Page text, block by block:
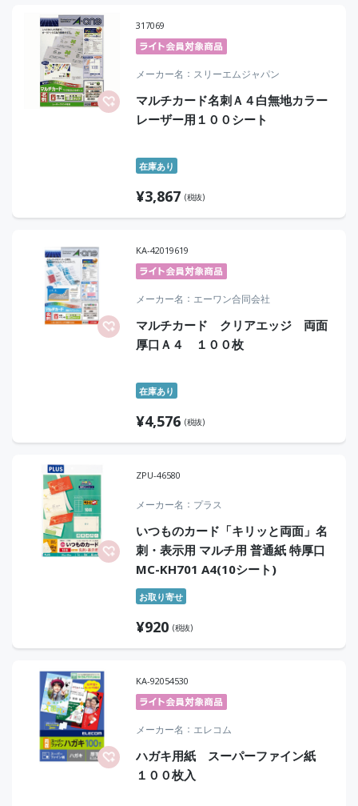
317069
メーカー名 スリーエムジャパン
マルチカード名刺Ａ４白無地カラー
レーザー用１００シート
在庫あり
¥3,867 (税抜)
KA-42019619
メーカー名 エーワン合同会社
マルチカード クリアエッジ 両面
厚口Ａ４ １００枚
在庫あり
¥4,576 (税抜)
ZPU-46580
メーカー名 プラス
いつものカード「キリッと両面」名
刺・表示用 マルチ用 普通紙 特厚口
MC-KH701 A4(10シート)
お取り寄せ
¥920 (税抜)
KA-92054530
メーカー名 エレコム
ハガキ用紙 スーパーファイン紙
１００枚入